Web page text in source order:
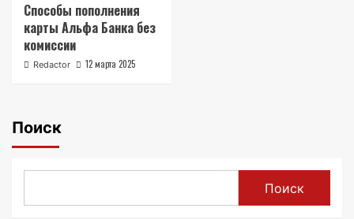
Способы пополнения
карты Альфа Банка без
комиссии
Redactor 12 марта 2025
Поиск
Поиск